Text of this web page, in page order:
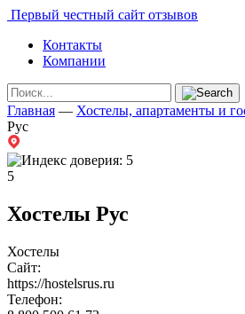
Первый честный сайт отзывов
Контакты
Компании
Главная — Хостелы, апартаменты и
Рус
5
Хостелы Рус
Хостелы
Сайт:
https://hostelsrus.ru
Телефон: